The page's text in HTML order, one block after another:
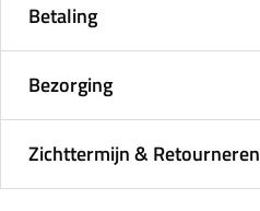
Betaling
Bezorging
Zichttermijn & Retourneren